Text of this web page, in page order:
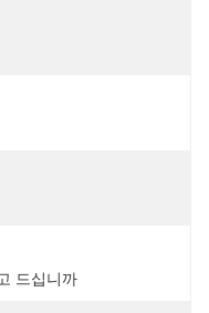
드십니까